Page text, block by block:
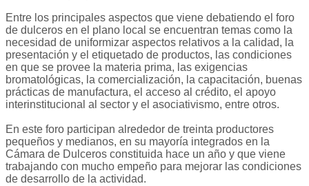
Entre los principales aspectos que viene debatiendo el foro
de dulceros en el plano local se encuentran temas como la
necesidad de uniformizar aspectos relativos a la calidad, la
presentación y el etiquetado de productos, las condiciones
en que se provee la materia prima, las exigencias
bromatológicas, la comercialización, la capacitación, buenas
prácticas de manufactura, el acceso al crédito, el apoyo
interinstitucional al sector y el asociativismo, entre otros.
En este foro participan alrededor de treinta productores
pequeños y medianos, en su mayoría integrados en la
Cámara de Dulceros constituida hace un año y que viene
trabajando con mucho empeño para mejorar las condiciones
de desarrollo de la actividad.